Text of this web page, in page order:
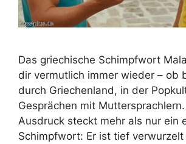
Das griechische Schimpfwort
dir vermutlich immer wieder – ob
durch Griechenland, in der
Gesprächen mit
Ausdruck steckt mehr als nur ein
Schimpfwort: Er ist tief verwurzelt